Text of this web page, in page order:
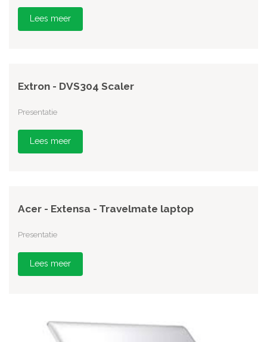
Lees meer
Extron - DVS304 Scaler
Presentatie
Lees meer
Acer - Extensa - Travelmate laptop
Presentatie
Lees meer